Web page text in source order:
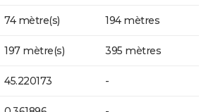
74 mètre(s) 194 mètres
197 mètre(s) 395 mètres
45.220173 -